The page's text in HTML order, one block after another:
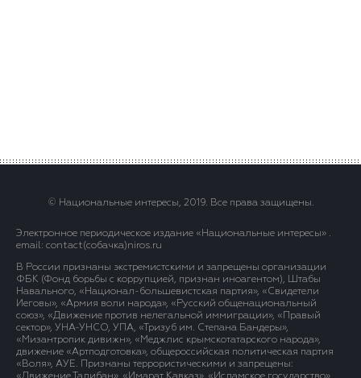
© Национальные интересы, 2019. Все права защищены.
Электронное периодическое издание «Национальные интересы» .
email: contact(сoбaчка)niros.ru
В России признаны экстремистскими и запрещены организации
ФБК (Фонд борьбы с коррупцией, признан иноагентом), Штабы
Навального, «Национал-большевистская партия», «Свидетели
Иеговы», «Армия воли народа», «Русский общенациональный
союз», «Движение против нелегальной иммиграции», «Правый
сектор», УНА-УНСО, УПА, «Тризуб им. Степана Бандеры»,
«Мизантропик дивижн», «Меджлис крымскотатарского народа»,
движение «Артподготовка», общероссийская политическая партия
«Воля», АУЕ. Признаны террористическими и запрещены: